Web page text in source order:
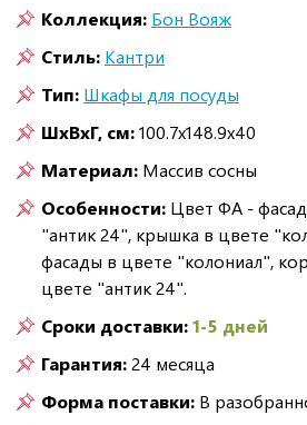
Коллекция: Бон Вояж
Стиль: Кантри
Тип: Шкафы для посуды
ШxВxГ, см:100.7x148.9x40
Материал: Массив сосны
Особенности: Цвет ФА -
"антик 24", крышка в цвете
фасады в цвете "колониал",
цвете "антик 24".
Сроки доставки:1-5 дней
Гарантия:24 месяца
Форма поставки: В